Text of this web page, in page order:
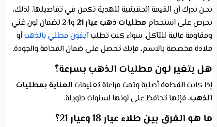
نحن ندرك أن القيمة الحقيقية للهدية تكمن في تفاصيلها. لذلك،
نحرص على استخدام مطليات ذهب عيار 21
و24 لضمان لون غني
ومقاومة عالية للتآكل. سواء كنت تطلبآيفون مطلي بالذهبأو
قلادة مخصصة بالاسم، فإنك تحصل على ضمان الفخامة والجودة.
هل يتغير لون مطليات الذهب بسرعة؟
إذا كانت القطعة أصلية وتمت مراعاة تعليمات العناية بمطليات
الذهب، فإنها تحافظ على لونها لسنوات طويلة.
ما هو الفرق بين طلاء عيار 18 وعيار 21؟